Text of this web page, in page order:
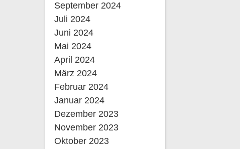
September 2024
Juli 2024
Juni 2024
Mai 2024
April 2024
März 2024
Februar 2024
Januar 2024
Dezember 2023
November 2023
Oktober 2023